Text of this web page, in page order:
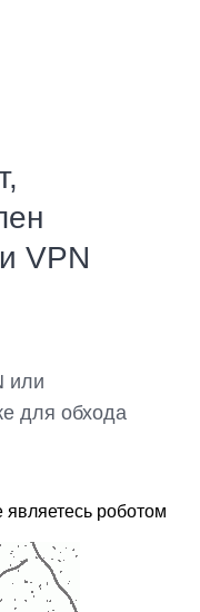
VPN
или
для обхода
роботом